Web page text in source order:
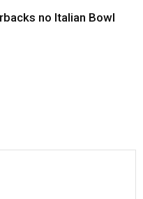
no Italian Bowl